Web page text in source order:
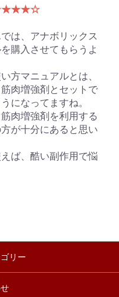
は、アナボリックス
購入させてもらうよ
方マニュアルとは、
肉増強剤とセットで
になってますね。
肉増強剤を利用する
が十分にあると思い
ば、酷い副作用で悩
リー